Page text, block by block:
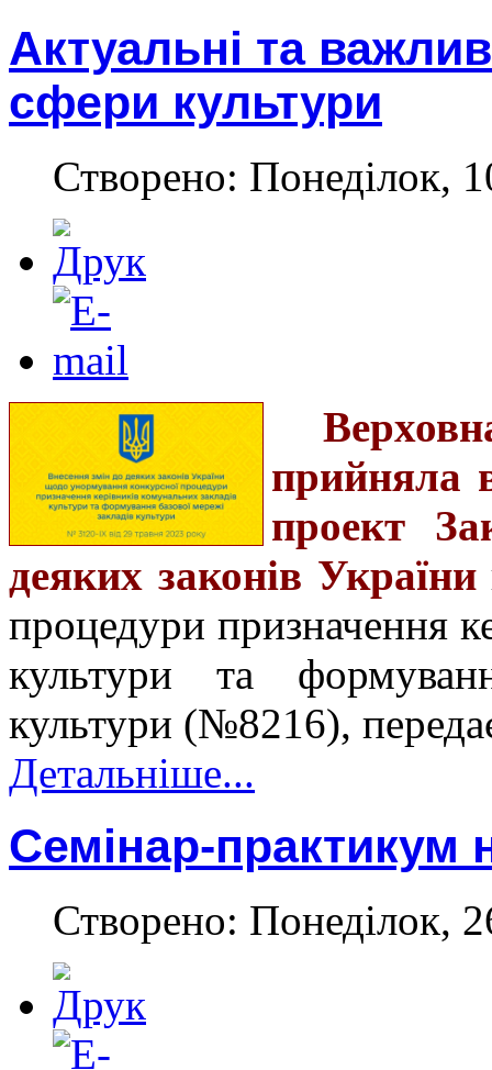
Актуальні та
сфери культури
Створено: Понеділок,
прийняла
проект
деяких законів України
процедури призначення
культури та
культури (№8216),
Детальніше...
Семінар-практикум
Створено: Понеділок,